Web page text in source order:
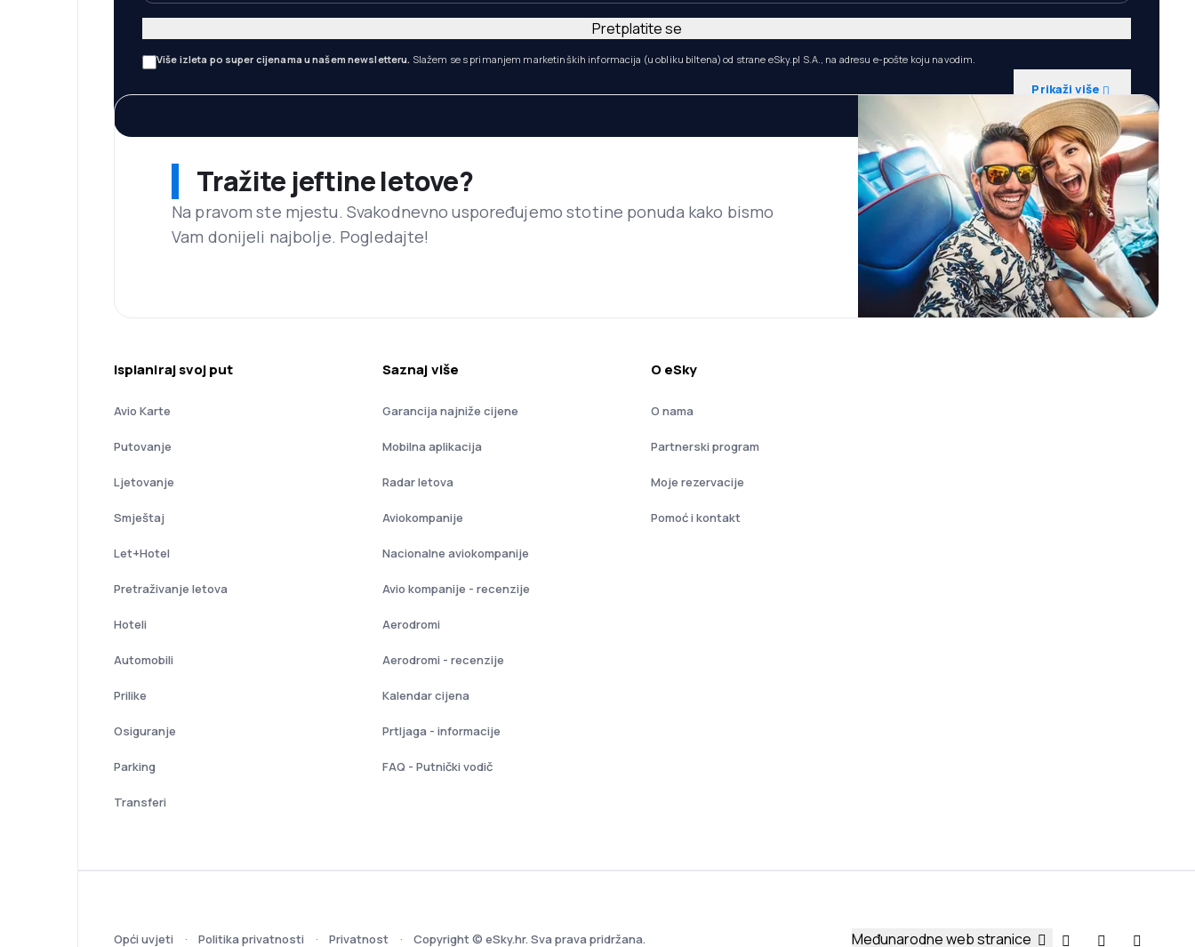
Više izleta po super cijenama u našem newsletteru. Slažem se s primanjem marketinških informacija (u obliku biltena) od strane eSky.pl S.A., na adresu e-pošte koju navodim.
Prikaži više
Pretplatite se
Tražite jeftine letove?
Na pravom ste mjestu. Svakodnevno uspoređujemo stotine ponuda kako bismo
Vam donijeli najbolje. Pogledajte!
Isplaniraj svoj put
Avio Karte
Putovanje
Ljetovanje
Smještaj
Let+Hotel
Pretraživanje letova
Hoteli
Automobili
Prilike
Osiguranje
Parking
Transferi
Saznaj više
Garancija najniže cijene
Mobilna aplikacija
Radar letova
Aviokompanije
Nacionalne aviokompanije
Avio kompanije - recenzije
Aerodromi
Aerodromi - recenzije
Kalendar cijena
Prtljaga - informacije
FAQ - Putnički vodič
O eSky
O nama
Partnerski program
Moje rezervacije
Pomoć i kontakt
Opći uvjeti Politika privatnosti Privatnost Copyright © eSky.hr. Sva prava pridržana. Međunarodne web stranice